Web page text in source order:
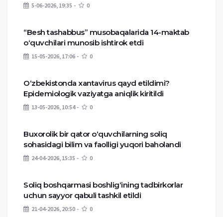
5-06-2026, 19:35 0
“Besh tashabbus” musobaqalarida 14-maktab
o‘quvchilari munosib ishtirok etdi
15-05-2026, 17:06 0
O‘zbekistonda xantavirus qayd etildimi?
Epidemiologik vaziyatga aniqlik kiritildi
13-05-2026, 10:54 0
Buxorolik bir qator o‘quvchilarning soliq
sohasidagi bilim va faolligi yuqori baholandi
24-04-2026, 15:35 0
Soliq boshqarmasi boshlig‘ining tadbirkorlar
uchun sayyor qabuli tashkil etildi
21-04-2026, 20:50 0